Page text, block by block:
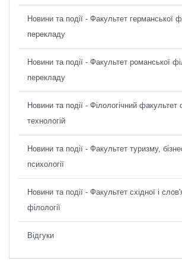
Новини та події - Факультет германської
перекладу
Новини та події - Факультет романської
перекладу
Новини та події - Філологічний факультет
технологій
Новини та події - Факультет туризму,
психології
Новини та події - Факультет східної і
філології
Відгуки